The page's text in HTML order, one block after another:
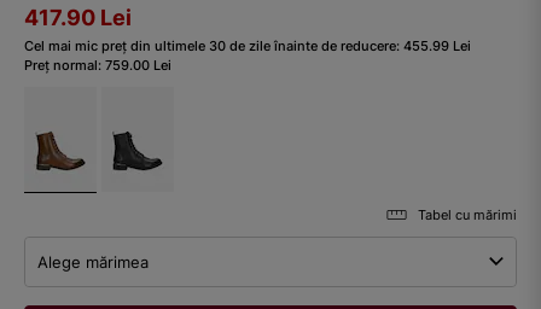
417.90 Lei
Cel mai mic preț din ultimele 30 de zile înainte de reducere: 455.99 Lei
Preț normal: 759.00 Lei
Tabel cu mărimi
Alege mărimea